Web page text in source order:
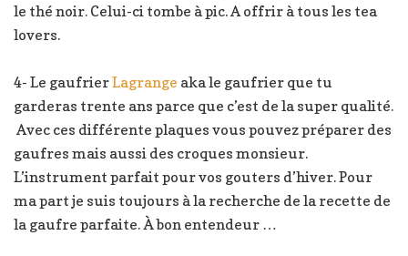
le thé noir. Celui-ci tombe à pic. A offrir à tous les tea
lovers.
4- Le gaufrierLagrange aka le gaufrier que tu
garderas trente ans parce que c’est de la super qualité.
Avec ces différente plaques vous pouvez préparer des
gaufres mais aussi des croques monsieur.
L’instrument parfait pour vos gouters d’hiver. Pour
ma part je suis toujours à la recherche de la recette de
la gaufre parfaite. À bon entendeur …